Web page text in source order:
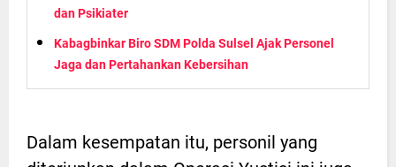
dan Psikiater
Kabagbinkar Biro SDM Polda Sulsel Ajak Personel
Jaga dan Pertahankan Kebersihan
Dalam kesempatan itu, personil yang